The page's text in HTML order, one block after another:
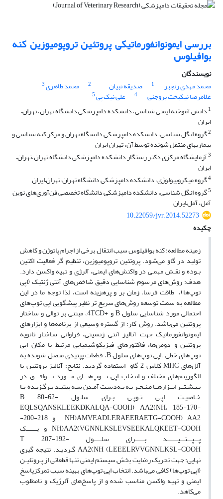
بررسی ایمونوانفورماتیکی پروتئین تروپومیوزین کنه
بوافیلوس
نویسندگان
محمد مهدی رنجبر
1 صدیقه نبیان 2 محمد طاهری3
غلامرضا نیکبخت بروجنی 4 علی نیک پی5
1 دانش آموخته ‌ایمنی شناسی، دانشکده دامپزشکی دانشگاه تهران، تهران–
ایران
2گروه انگل شناسی، دانشکده دامپزشکی دانشگاه تهران و مرکز کنه شناسی و
بیماریهای منتقل شونده توسط آن، تهران–ایران
3آزمایشگاه مرکزی دکتر رستگار دانشکده دامپزشکی دانشگاه تهران،تهران–
ایران
4گروه میکروبیولوژی، دانشکده دامپزشکی دانشگاه تهران،تهران–ایران
5گروه انگل شناسی، دانشکده دامپزشکی دانشگاه تخصصی فن‌آوری‌های نوین
آمل، آمل–ایران
10.22059/jvr.2014.52273
چکیده
زمینه مطالعه: کنه بوافیلوس‌ ‌سبب انتقال برخی از اجرام پاتوژن و کاهش
تولید در گاو می‌شود. پروتئین تروپومیوزین، تنظیم گر فعالیت اکتین
بـوده و نقـش مهمـی در واکنش‌های ایمنی، آلرژی و تهیه واکسن دارد.
هدف: روش‌های مرسوم شناسایی دقیق شاخص‌های آنتی ژنتیک (اپی
توپ‌ها)، طاقت فرسا، زمان بر و پرهزینه است، لذا توجه ما در این
مطالعه به سمت توسعه روش‌های سریع تر نظیر پیشگویی اپی توپ‌های
احتمالی مورد شناسایی سلول‌ B‌ و ‌+4TCD‌، مبتنی بر توالی و ساختار
پروتئین می‌باشد. روش کار: از گستره وسیعی از برنامه‌ها و ابزارهای
ایمونوانفورماتیک جهت آنالیز آنتی ژنسیتی، فراوانی ساختار ثانویه
پروتئین و دومن‌ها، فاکتورهای فیزیکوشیمیایی مرتبط با مکان اپی
توپ‌های خطی ،اپی توپ‌های سلول ‌B‌، قطعات پپتیدی متصل شونده به
آلل‌های MHC کلاس 2 گاو استفاده گردید. نتایج: آنالیز پروتئین با
الگوریتم‌های مختلف و انتخاب‌ ‌اپی تـــوپ‌هـــای مـــورد تـــوافـــق در
بـیـشـتــر ابــزارهــا مـنـجـر بـه بـه‌دسـت آمـدن سـه پپتیـد بـرگـزیـده بـا
خـاصیـت اپـی تـوپـی بـرای سلـول B 80-62-
EQLSQANSKLEEKDKALQA-COOH) AA2(NH‌، ‌185-170-
AMVEADLERAEERAETG-COOH) AA2(NH و 218-200-
VGNNLKSLEVSEEKALQKEET-COOH)AA2(NH ‌و یـــــــک
پـــپـــتـــیـــــــد بــــــرای سلـــــول T 207-192-
LEEELRVVGNNLKSL-COOH) AA2(NH گـردیـد. نتیجه گیری
نهایی: جهت تحریک رضایت بخش سیستم ایمنی تنها قطعاتی از پـروتئیـن
(اپی توپ‌ها) کافی می‌باشد. انتخاب اپی توپ‌های بهینه سبب تمرکزپاسخ
ایمنی و تهیه واکسن مناسب شده و از پاسخ‌های آلرژیک و نامطلوب
می‌کاهد.